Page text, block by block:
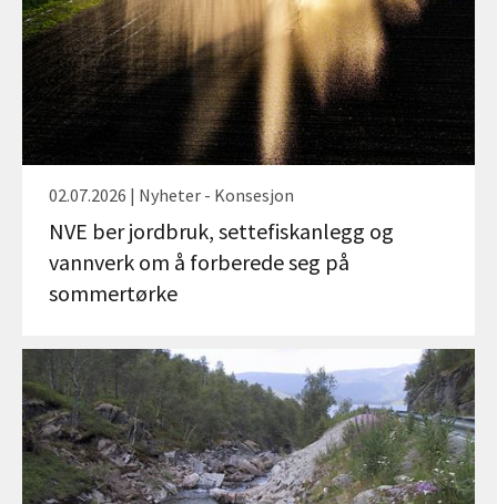
02.07.2026 | Nyheter - Konsesjon
NVE ber jordbruk, settefiskanlegg og
vannverk om å forberede seg på
sommertørke